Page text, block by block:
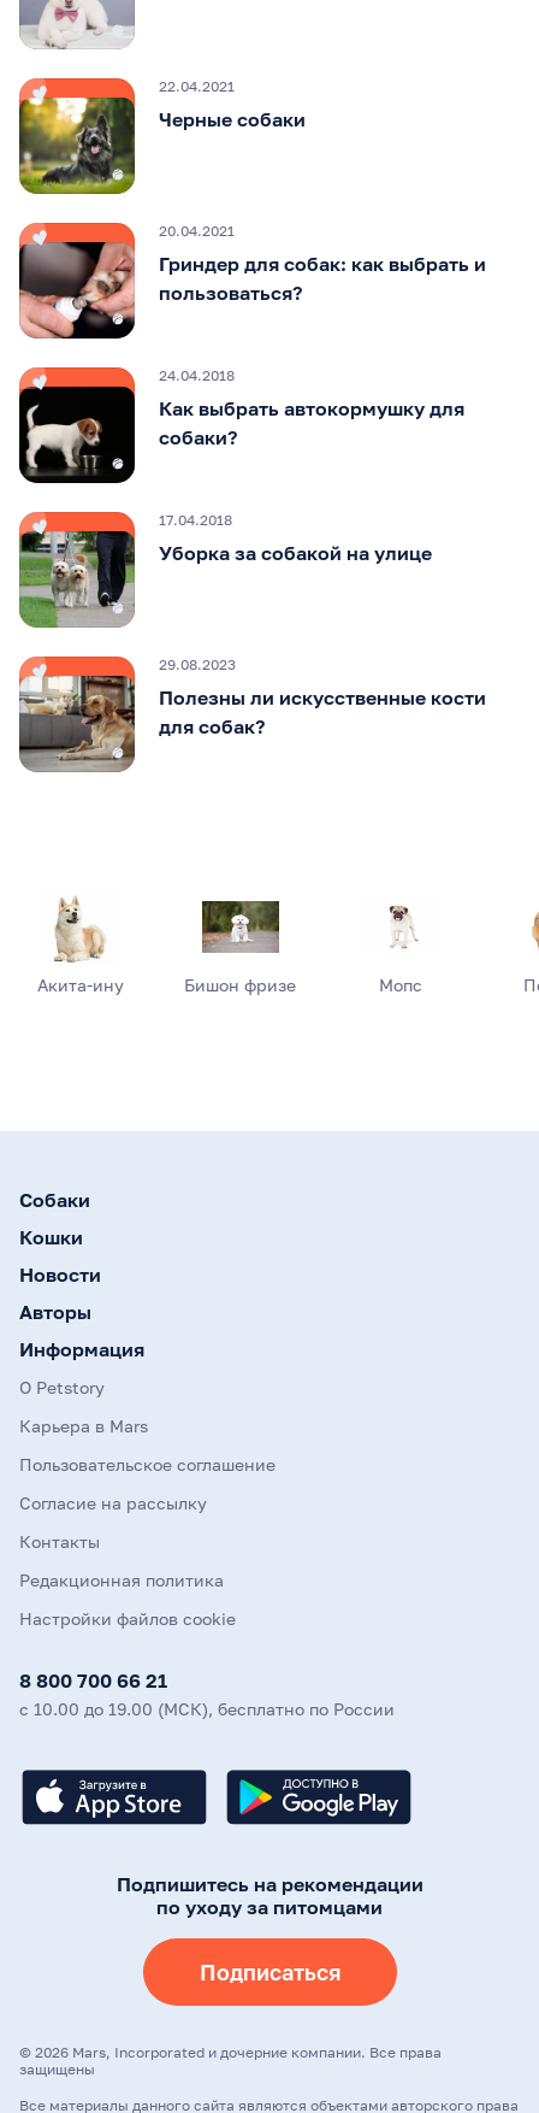
22.04.2021
Черные собаки
20.04.2021
Гриндер для собак: как выбрать и
пользоваться?
24.04.2018
Как выбрать автокормушку для
собаки?
17.04.2018
Уборка за собакой на улице
29.08.2023
Полезны ли искусственные кости
для собак?
Акита-ину Бишон фризе Мопс
Собаки
Кошки
Новости
Авторы
Информация
О Petstory
Карьера в Mars
Пользовательское соглашение
Согласие на рассылку
Контакты
Редакционная политика
Настройки файлов cookie
8 800 700 66 21
с 10.00 до 19.00 (МСК), бесплатно по России
Подпишитесь на рекомендации
по уходу за питомцами
Подписаться
© 2026 Mars, Incorporated и дочерние компании. Все права
защищены
Все материалы данного сайта являются объектами авторского права